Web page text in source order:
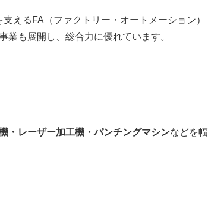
支えるFA（ファクトリー・オートメーション）
も展開し、総合力に優れています。
・レーザー加工機・パンチングマシンなどを幅